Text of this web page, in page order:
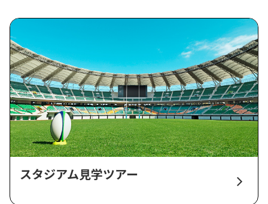
スタジアム見学ツアー